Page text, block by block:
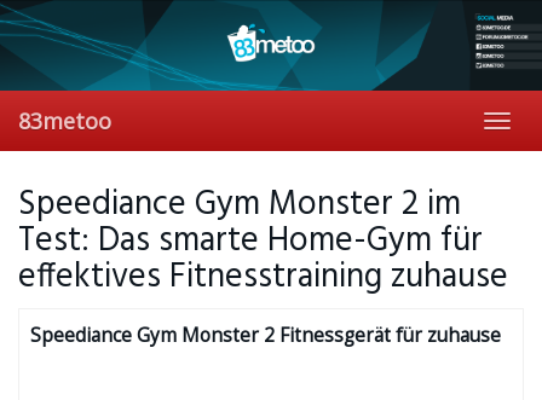
Skip
to
content
83metoo
Speediance Gym Monster 2 im
Test: Das smarte Home-Gym für
effektives Fitnesstraining zuhause
Speediance Gym Monster 2 Fitnessgerät für zuhause